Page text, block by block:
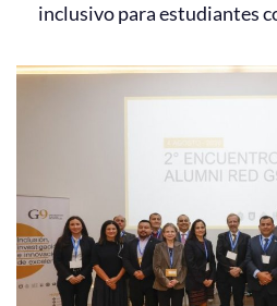
inclusivo para estudiantes